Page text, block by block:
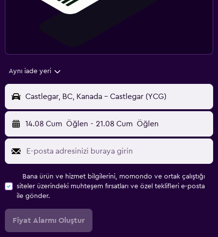
Aynı iade yeri
Castlegar, BC, Kanada - Castlegar (YCG)
14.08 Cum Öğlen - 21.08 Cum Öğlen
Bana ürün ve hizmet bilgilerini, momondo ve ortak çalıştığı
siteler üzerindeki muhteşem fırsatları ve özel teklifleri e-posta
ile gönder.
Fiyat Alarmı Oluştur